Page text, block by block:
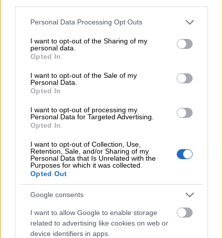
Please note that this website/app uses one or more Google
not limited to your visit or usage behaviour. You may click to
grant or deny consent to Google and its third-party tags to
use your data for below specified purposes in below Google
consent section.
Personal Data Processing Opt Outs
I want to opt-out of the Sharing of my
personal data.
Opted In
I want to opt-out of the Sale of my
Personal Data.
Opted In
I want to opt-out of processing my
Personal Data for Targeted Advertising.
Opted In
I want to opt-out of Collection, Use,
Retention, Sale, and/or Sharing of my
Personal Data that Is Unrelated with the
Purposes for which it was collected.
Opted Out
Google consents
I want to allow Google to enable storage
related to advertising like cookies on web or
device identifiers in apps.
velvollisuus ilmoittaa ja maksaa arvonlisävero.
Laskuun merkitään ostajan verovelvollisuuden
(AVL) 8 c §:ään, joka viittaa rakentamispalvelujen
ostajiin.
Näin lähetät laskun käänteisellä ALV:lla